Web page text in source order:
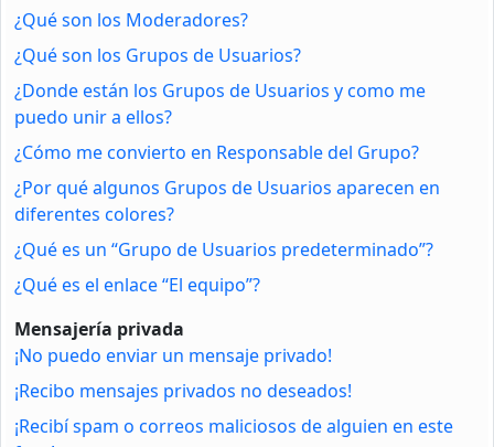
¿Qué son los Moderadores?
¿Qué son los Grupos de Usuarios?
¿Donde están los Grupos de Usuarios y como me
puedo unir a ellos?
¿Cómo me convierto en Responsable del Grupo?
¿Por qué algunos Grupos de Usuarios aparecen en
diferentes colores?
¿Qué es un “Grupo de Usuarios predeterminado”?
¿Qué es el enlace “El equipo”?
Mensajería privada
¡No puedo enviar un mensaje privado!
¡Recibo mensajes privados no deseados!
¡Recibí spam o correos maliciosos de alguien en este